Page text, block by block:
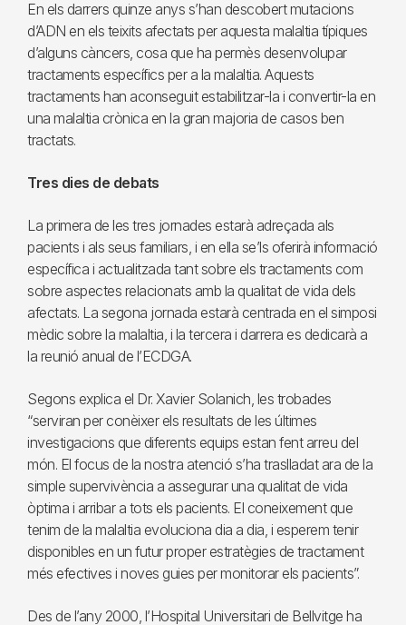
En els darrers quinze anys s’han descobert mutacions
d’ADN en els teixits afectats per aquesta malaltia típiques
d’alguns càncers, cosa que ha permès desenvolupar
tractaments específics per a la malaltia. Aquests
tractaments han aconseguit estabilitzar-la i convertir-la en
una malaltia crònica en la gran majoria de casos ben
tractats.
Tres dies de debats
La primera de les tres jornades estarà adreçada als
pacients i als seus familiars, i en ella se’ls oferirà informació
específica i actualitzada tant sobre els tractaments com
sobre aspectes relacionats amb la qualitat de vida dels
afectats. La segona jornada estarà centrada en el simposi
mèdic sobre la malaltia, i la tercera i darrera es dedicarà a
la reunió anual de l’ECDGA.
Segons explica el Dr. Xavier Solanich, les trobades
“serviran per conèixer els resultats de les últimes
investigacions que diferents equips estan fent arreu del
món. El focus de la nostra atenció s’ha traslladat ara de la
simple supervivència a assegurar una qualitat de vida
òptima i arribar a tots els pacients. El coneixement que
tenim de la malaltia evoluciona dia a dia, i esperem tenir
disponibles en un futur proper estratègies de tractament
més efectives i noves guies per monitorar els pacients”.
Des de l’any 2000, l’Hospital Universitari de Bellvitge ha